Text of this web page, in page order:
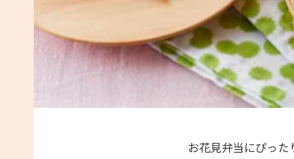
お花見弁当にぴっ